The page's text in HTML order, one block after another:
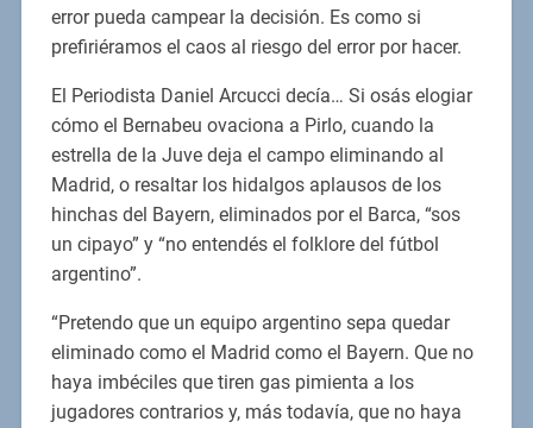
error pueda campear la decisión. Es como si
prefiriéramos el caos al riesgo del error por hacer.
El Periodista Daniel Arcucci decía… Si osás elogiar
cómo el Bernabeu ovaciona a Pirlo, cuando la
estrella de la Juve deja el campo eliminando al
Madrid, o resaltar los hidalgos aplausos de los
hinchas del Bayern, eliminados por el Barca, “sos
un cipayo” y “no entendés el folklore del fútbol
argentino”.
“Pretendo que un equipo argentino sepa quedar
eliminado como el Madrid como el Bayern. Que no
haya imbéciles que tiren gas pimienta a los
jugadores contrarios y, más todavía, que no haya